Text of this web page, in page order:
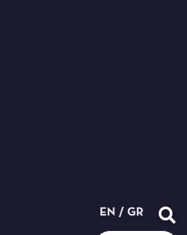
EN / GR